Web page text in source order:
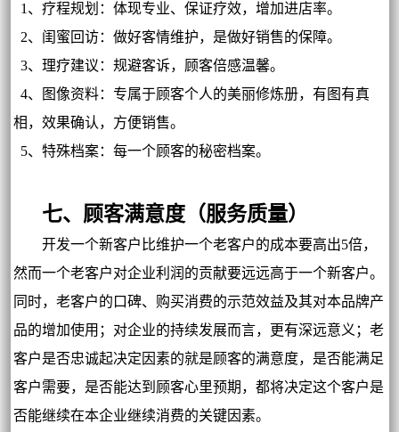
1、疗程规划：体现专业、保证疗效，增加进店率。
2、闺蜜回访：做好客情维护，是做好销售的保障。
3、理疗建议：规避客诉，顾客倍感温馨。
4、图像资料：专属于顾客个人的美丽修炼册，有图有真
相，效果确认，方便销售。
5、特殊档案：每一个顾客的秘密档案。
七、顾客满意度（服务质量）
开发一个新客户比维护一个老客户的成本要高出5倍，
然而一个老客户对企业利润的贡献要远远高于一个新客户。
同时，老客户的口碑、购买消费的示范效益及其对本品牌产
品的增加使用；对企业的持续发展而言，更有深远意义；老
客户是否忠诚起决定因素的就是顾客的满意度，是否能满足
客户需要，是否能达到顾客心里预期，都将决定这个客户是
否能继续在本企业继续消费的关键因素。